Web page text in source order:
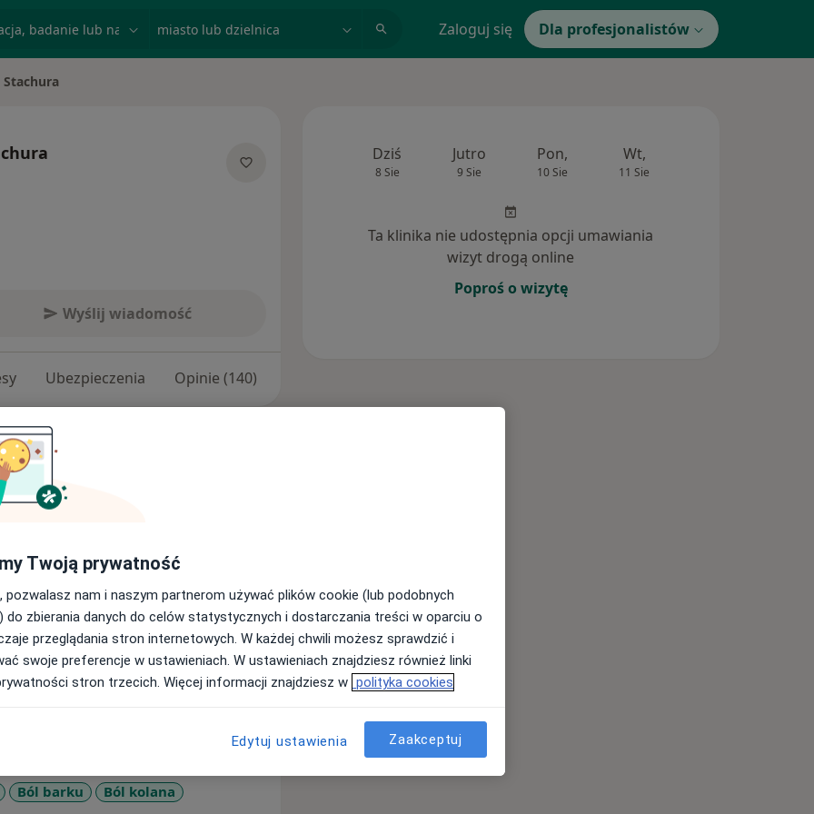
Zaloguj się Dla profesjonalistów
Wyślij wiadomość
Ubezpieczenia Opinie (140)
Expert w Szczecinie. Specjalizuje
protezoplastyk stawów:
małoinwazyjne, artroskopowe i
inne urazy układu kostno-
zdobywał w Polsce, USA, Francji i
Ból barku
Ból kolana
Dziś
8 Sie
Jutro
9 Sie
Pon,
10 Sie
Wt,
11 Sie
Ta klinika nie udostępnia opcji umawiania
wizyt drogą online
Poproś o wizytę
Twoją prywatność
pozwalasz nam i naszym partnerom używać plików cookie (lub podobnych
do zbierania danych do celów statystycznych i dostarczania treści w oparciu o
przeglądania stron internetowych. W każdej chwili możesz sprawdzić i
swoje preferencje w ustawieniach. W ustawieniach znajdziesz również linki
stron trzecich. Więcej informacji znajdziesz w polityka cookies
Edytuj ustawienia Zaakceptuj